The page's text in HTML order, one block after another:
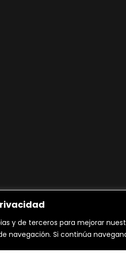
y de terceros para mejorar
navegación. Si continúa